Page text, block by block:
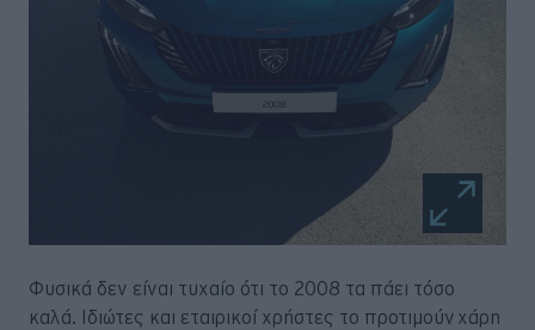
Φυσικά δεν είναι τυχαίο ότι το 2008 τα πάει τόσο
καλά. Ιδιώτες και εταιρικοί χρήστες το προτιμούν χάρη